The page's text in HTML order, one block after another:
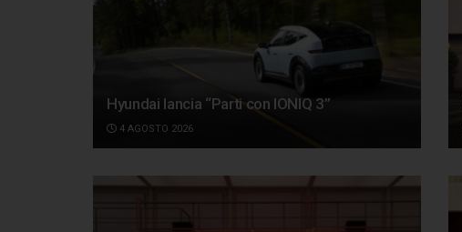
Hyundai lancia “Parti con IONIQ 3”
4 AGOSTO 2026